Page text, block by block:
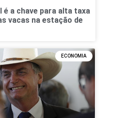
a chave para alta taxa
vacas na estação de
ECONOMIA